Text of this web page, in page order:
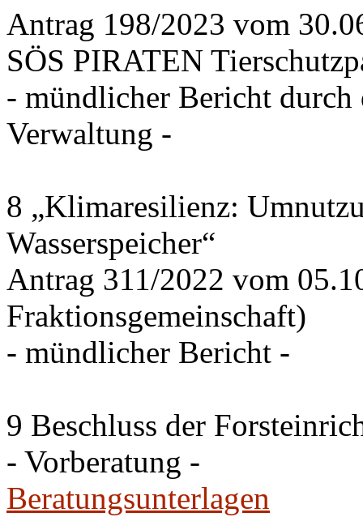
Antrag 198/2023 vom
SÖS PIRATEN
- mündlicher Bericht
Verwaltung -
8 „Klimaresilienz:
Wasserspeicher“
Antrag 311/2022 vom
Fraktionsgemeinschaft)
- mündlicher Bericht -
9 Beschluss der
- Vorberatung -
Beratungsunterlagen